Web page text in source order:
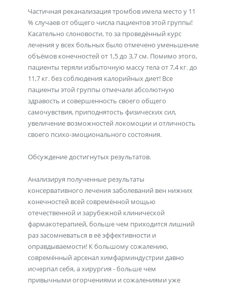
Частичная реканализация тромбов имела место у 11
% случаев от общего числа пациентов этой группы!
Касательно слоновости, то за проведённый курс
лечения у всех больных было отмечено уменьшение
объёмов конечностей от 1,5 до 3,7 см. Помимо этого,
пациенты теряли избыточную массу тела от 7,4 кг. до
11,7 кг. без соблюдения калорийных диет! Все
пациенты этой группы отмечали абсолютную
здравость и совершенность своего общего
самочувствия, приподнятость физических сил,
увеличение возможностей локомоции и отличность
своего психо-эмоционального состояния.
Обсуждение достигнутых результатов.
Анализируя полученные результаты
консервативного лечения заболеваний вен нижних
конечностей всей совремённой мощью
отечественной и зарубежной клинической
фармакотерапией, больше чем приходится лишний
раз засомневаться в её эффективности и
оправдываемости! К большому сожалению,
совремённый арсенал химфарминдустрии давно
исчерпал себя, а хирургия - больше чем
привычными огорчениями и сожалениями уже